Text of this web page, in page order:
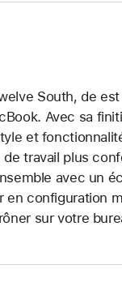
South, de
Avec sa
et
de travail plus
avec un
en configuration
sur votre